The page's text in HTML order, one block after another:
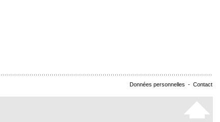
Données personnelles - Contact